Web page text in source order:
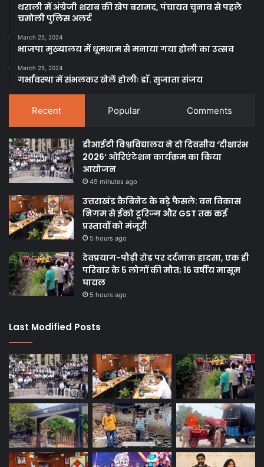
थराली में अंग्रेजी शराब की खेप बरामद, पंचायत चुनाव से पहले
चमोली पुलिस अलर्ट
March 25, 2024
भाजपा मुख्यालय में धूमधाम से मनाया गया होली का उत्सव
March 25, 2024
गर्भावस्था में संभलकर खेलें होलीः डाॅ. सुजाता संजय
Recent Popular Comments
डीआईटी विश्वविद्यालय ने दो दिवसीय ‘दीक्षारंभ
2026’ ओरिएंटेशन कार्यक्रम का किया
आयोजन
49 minutes ago
उत्तराखंड कैबिनेट के बड़े फैसले: वन विकास
निगम से ईको टूरिज्म और GST तक कई
प्रस्तावों को मंजूरी
5 hours ago
देवप्रयाग-पौड़ी रोड पर दर्दनाक हादसा, एक ही
परिवार के 5 लोगों की मौत; 16 वर्षीय मासूम
घायल
5 hours ago
Last Modified Posts